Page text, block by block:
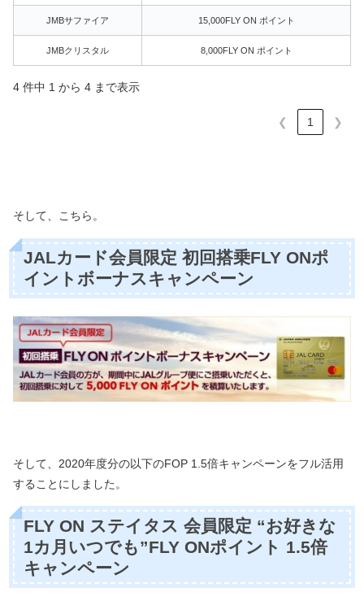
JMBサファイア 15,000FLY ON ポイント
JMBクリスタル 8,000FLY ON ポイント
4 件中 1 から 4 まで表示
❮ 1 ❯
そして、こちら。
JALカード会員限定 初回搭乗FLY ONポ
イントボーナスキャンペーン
そして、2020年度分の以下のFOP 1.5倍キャンペーンをフル活用
することにしました。
FLY ON ステイタス 会員限定 “お好きな
1カ月いつでも”FLY ONポイント 1.5倍
キャンペーン